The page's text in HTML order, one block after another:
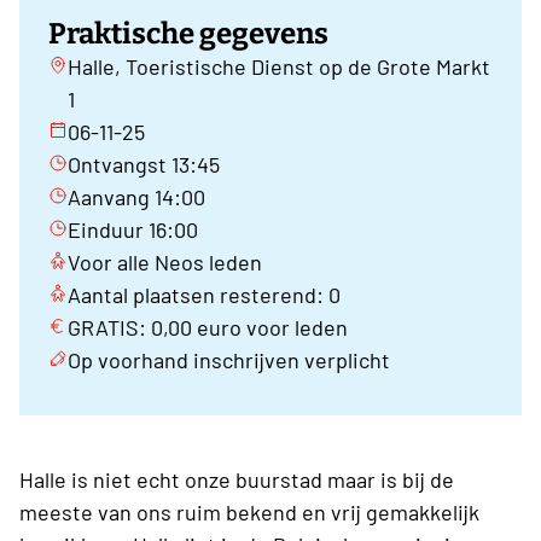
Praktische gegevens
Halle, Toeristische Dienst op de Grote Markt
1
06-11-25
Ontvangst 13:45
Aanvang 14:00
Einduur 16:00
Voor alle Neos leden
Aantal plaatsen resterend: 0
GRATIS: 0,00 euro voor leden
Op voorhand inschrijven verplicht
Halle is niet echt onze buurstad maar is bij de
meeste van ons ruim bekend en vrij gemakkelijk